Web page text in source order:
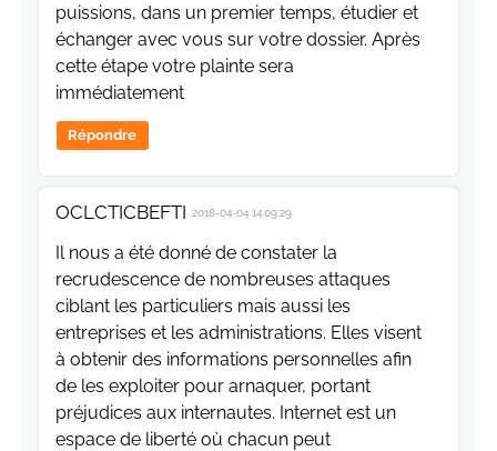
puissions, dans un premier temps, étudier et
échanger avec vous sur votre dossier. Après
cette étape votre plainte sera
immédiatement
Répondre
OCLCTICBEFTI 2018-04-04 14:09:29
Il nous a été donné de constater la
recrudescence de nombreuses attaques
ciblant les particuliers mais aussi les
entreprises et les administrations. Elles visent
à obtenir des informations personnelles afin
de les exploiter pour arnaquer, portant
préjudices aux internautes. Internet est un
espace de liberté où chacun peut